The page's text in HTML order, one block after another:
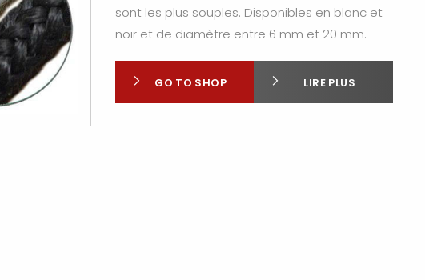
sont les plus souples. Disponibles en blanc et
noir et de diamètre entre 6 mm et 20 mm.
GO TO SHOP LIRE PLUS